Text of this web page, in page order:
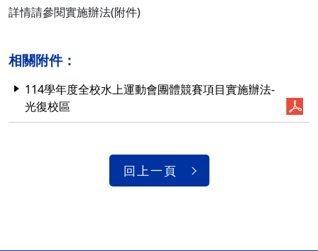
詳情請參閱實施辦法(附件)
相關附件：
114學年度全校水上運動會團體競賽項目實施辦法-
光復校區
回上一頁